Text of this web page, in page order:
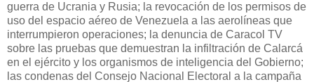
guerra de Ucrania y Rusia; la revocación de los permisos de
uso del espacio aéreo de Venezuela a las aerolíneas que
interrumpieron operaciones; la denuncia de Caracol TV
sobre las pruebas que demuestran la infiltración de Calarcá
en el ejército y los organismos de inteligencia del Gobierno;
las condenas del Consejo Nacional Electoral a la campaña